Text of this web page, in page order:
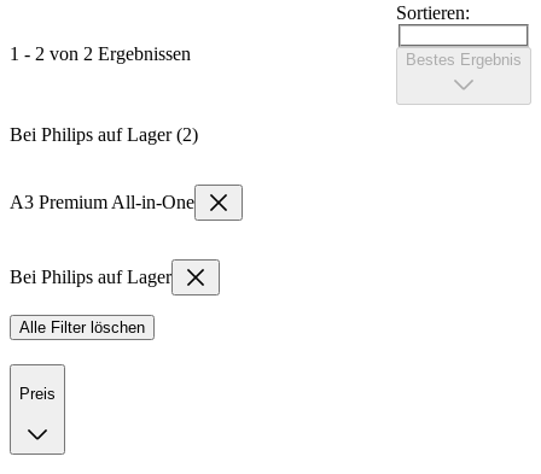
1 - 2 von 2 Ergebnissen
Sortieren:
Bestes Ergebnis
Bei Philips auf Lager (2)
A3 Premium All-in-One
Bei Philips auf Lager
Alle Filter löschen
Preis